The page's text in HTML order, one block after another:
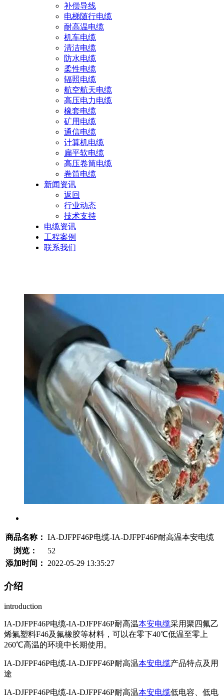
补偿导线
电梯随行电缆
耐高温电缆
机车电缆
清洁电缆
防水电缆
柔性电缆
辐照电缆
航空航天电缆
高压电力电缆
橡套电缆
矿用电缆
通信电缆
计算机电缆
扁平软电缆
高压卷筒电缆
卷筒电缆
新闻资讯
返回
行业动态
技术支持
电缆资讯
工程案例
联系我们
商品名称： IA-DJFPF46P电缆-IA-DJFPF46P耐高温本安电缆
浏览：
52
添加时间：
2022-05-29 13:35:27
介绍
introduction
IA-DJFPF46P电缆-IA-DJFPF46P耐高温本安电缆采用聚四氟乙
烯氟塑料F46及氟橡胶等材料，可以在零下40℃低温至零上
260℃高温的环境中长期使用。
IA-DJFPF46P电缆-IA-DJFPF46P耐高温本安电缆产品特点及用
途
IA-DJFPF46P电缆-IA-DJFPF46P耐高温本安电缆低电容、低电